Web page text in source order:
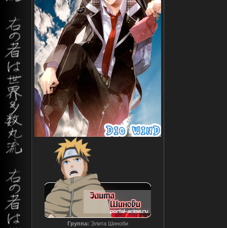
Группа: Элита Шиноби